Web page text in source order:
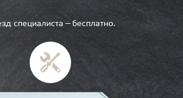
специалиста — бесплатно.